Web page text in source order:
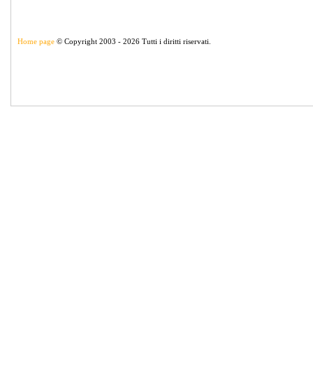
Home page © Copyright 2003 - 2026 Tutti i diritti riservati.